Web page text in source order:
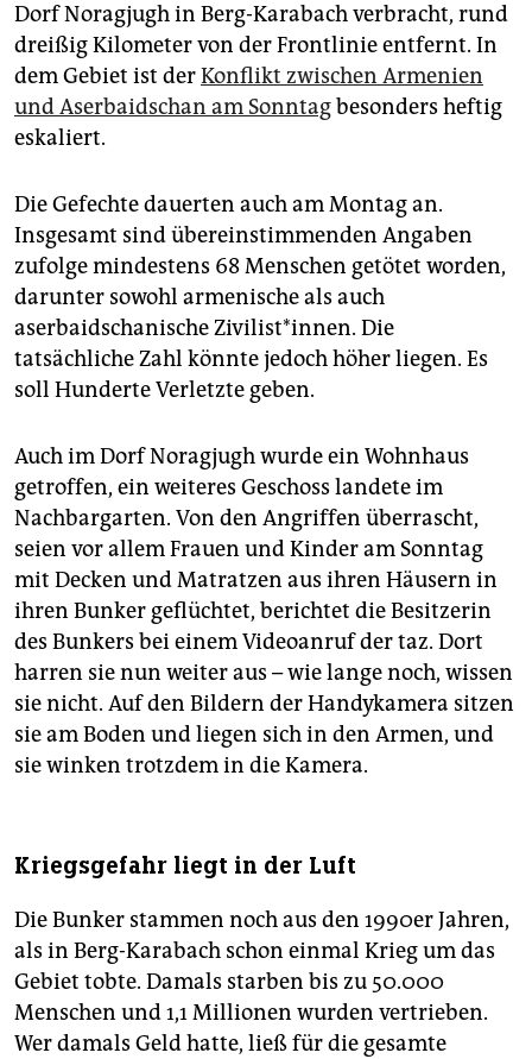
Dorf Noragjugh in Berg-Karabach verbracht, rund
dreißig Kilometer von der Frontlinie entfernt. In
dem Gebiet ist derKonflikt zwischen Armenien
und Aserbaidschan am Sonntagbesonders heftig
eskaliert.
Die Gefechte dauerten auch am Montag an.
Insgesamt sind übereinstimmenden Angaben
zufolge mindestens 68 Menschen getötet worden,
darunter sowohl armenische als auch
aserbaidschanische Zivilist*innen. Die
tatsächliche Zahl könnte jedoch höher liegen. Es
soll Hunderte Verletzte geben.
Auch im Dorf Noragjugh wurde ein Wohnhaus
getroffen, ein weiteres Geschoss landete im
Nachbargarten. Von den Angriffen überrascht,
seien vor allem Frauen und Kinder am Sonntag
mit Decken und ­Matratzen aus ihren Häusern in
ihren Bunker geflüchtet, berichtet die Besitzerin
des Bunkers bei einem Videoanruf der taz. Dort
harren sie nun weiter aus – wie lange noch, wissen
sie nicht. Auf den Bildern der Handykamera sitzen
sie am Boden und liegen sich in den Armen, und
sie winken trotzdem in die Kamera.
Kriegsgefahr liegt in der Luft
Die Bunker stammen noch aus den 1990er Jahren,
als in Berg-Karabach schon einmal Krieg um das
Gebiet tobte. Damals starben bis zu 50.000
Menschen und 1,1 Millionen wurden vertrieben.
Wer damals Geld hatte, ließ für die gesamte